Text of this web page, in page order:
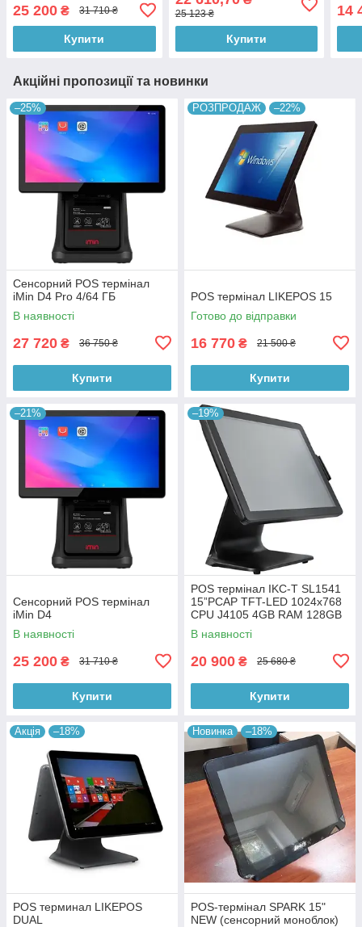
25 200 ₴ 31 710 ₴
Купити
25 123 ₴
Купити
14
Акційні пропозиції та новинки
–25%
Сенсорний POS термінал
iMin D4 Pro 4/64 ГБ
В наявності
27 720 ₴ 36 750 ₴
Купити
РОЗПРОДАЖ –22%
POS термінал LIKEPOS 15
Готово до відправки
16 770 ₴ 21 500 ₴
Купити
–21%
Сенсорний POS термінал
iMin D4
В наявності
25 200 ₴ 31 710 ₴
Купити
–19%
POS термінал IKC-T SL1541
15”PCAP TFT-LED 1024х768
CPU J4105 4GB RAM 128GB
SSD без ОС
В наявності
20 900 ₴ 25 680 ₴
Купити
Акція –18%
POS терминал LIKEPOS
DUAL
Новинка –18%
POS-термінал SPARK 15"
NEW (сенсорний моноблок)